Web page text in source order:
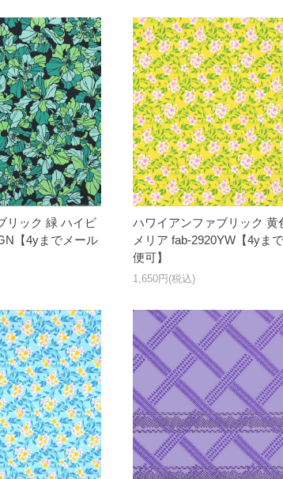
リック 緑 ハイビ
【4yまでメール
ハワイアンファブリック 黄
メリア fab-2920YW【4yま
便可】
1,650円(税込)